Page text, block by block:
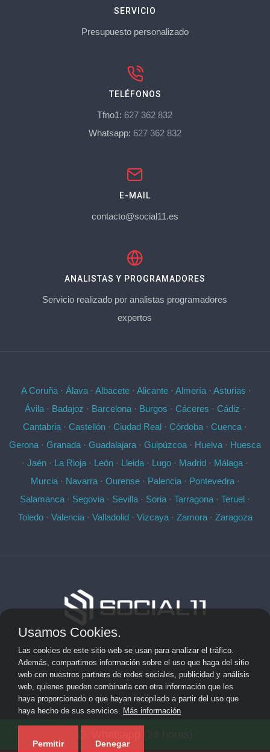
SERVICIO
Presupuesto personalizado
TELÉFONOS
Tfno1: 627 362 832
Whatsapp: 627 362 832
E-MAIL
contacto@social11.es
ANALISTAS Y PROGRAMADORES
Servicio realizado por analistas programadores
expertos
A Coruña· Álava· Albacete· Alicante· Almería· Asturias ·
Ávila · Badajoz · Barcelona · Burgos · Cáceres · Cádiz ·
Cantabria · Castellón · Ciudad Real · Córdoba · Cuenca ·
Gerona · Granada · Guadalajara · Guipúzcoa · Huelva · Huesca
· Jaén · La Rioja · León · Lleida · Lugo · Madrid · Málaga ·
Murcia· Navarra· Ourense· Palencia· Pontevedra·
Salamanca · Segovia · Sevilla · Soria · Tarragona · Teruel ·
Toledo· Valencia· Valladolid· Vizcaya· Zamora· Zaragoza
Aviso Legal
Privacidad
Cookies
aplicaciones de software personalizadas ·
Usamos Cookies.
Las cookies de este sitio web se usan para analizar el tráfico.
Además, compartimos información sobre el uso que haga del sitio
web con nuestros partners de redes sociales, publicidad y análisis
web, quienes pueden combinarla con otra información que les
haya proporcionado o que hayan recopilado a partir del uso que
haya hecho de sus servicios. Más información
Permitir Denegar